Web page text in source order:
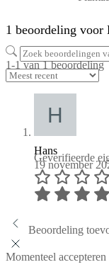
1 beoordeling voor
1-1 van 1 beoordeling
Hans
Geverifieerde
19 november
Beoordeling
Momenteel